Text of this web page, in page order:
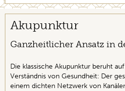
Akupunktur
Ganzheitlicher Ansatz in
Die klassische Akupunktur beruht
Verständnis von Gesundheit: Der
einem dichten Netzwerk von